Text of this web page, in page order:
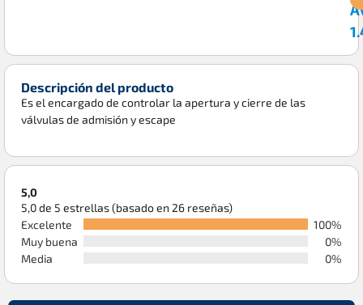
Descripción del producto
Es el encargado de controlar la apertura y cierre de las
válvulas de admisión y escape
5,0
5,0 de 5 estrellas (basado en 26 reseñas)
Excelente
100%
Muy buena
0%
Media
0%